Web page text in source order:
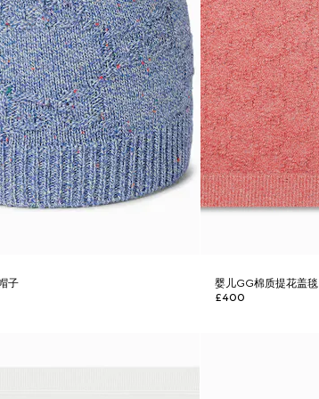
子
婴儿GG棉质提花盖毯
£400